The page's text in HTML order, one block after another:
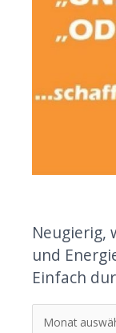
Neugierig,
und
Einfach